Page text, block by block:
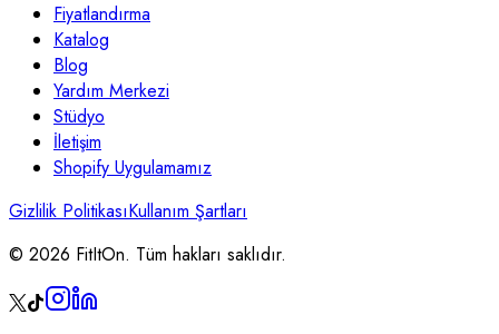
Fiyatlandırma
Katalog
Blog
Yardım Merkezi
Stüdyo
İletişim
Shopify Uygulamamız
Gizlilik PolitikasıKullanım Şartları
© 2026 FitItOn. Tüm hakları saklıdır.